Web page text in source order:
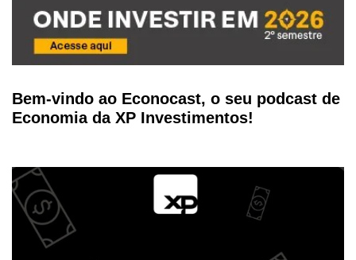
Bem-vindo ao Econocast, o seu podcast de
Economia da XP Investimentos!